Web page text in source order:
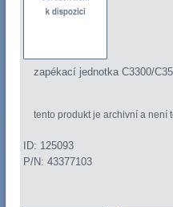
zapékací jednotka C3300/
tento produkt je archivní a není
ID: 125093
P/N: 43377103